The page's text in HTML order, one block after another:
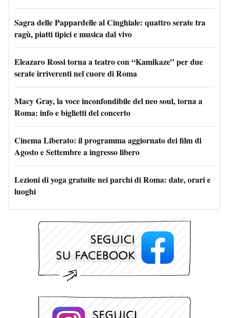
Sagra delle Pappardelle al Cinghiale: quattro serate tra
ragù, piatti tipici e musica dal vivo
Eleazaro Rossi torna a teatro con “Kamikaze” per due
serate irriverenti nel cuore di Roma
Macy Gray, la voce inconfondibile del neo soul, torna a
Roma: info e biglietti del concerto
Cinema Liberato: il programma aggiornato dei film di
Agosto e Settembre a ingresso libero
Lezioni di yoga gratuite nei parchi di Roma: date, orari e
luoghi